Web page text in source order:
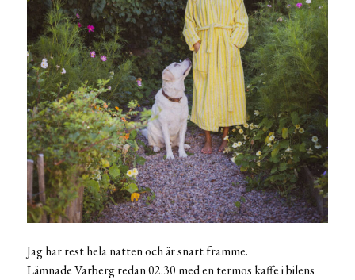
Jag har rest hela natten och är snart framme.
Lämnade Varberg redan 02.30 med en termos kaffe i bilens